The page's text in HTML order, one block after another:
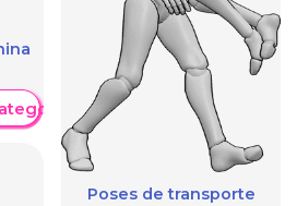
Poses de transporte